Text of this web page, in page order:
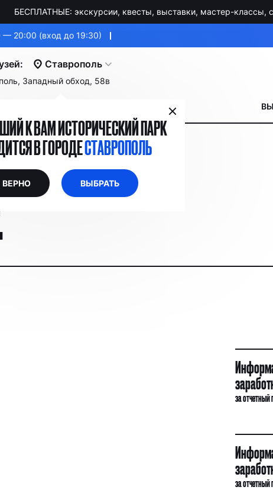
БЕСПЛАТНЫЕ: экскурсии, квесты, выставки, мастер-классы,
— 20:00 (вход до 19:30)
Ставрополь
Западный обход, 58в
К ВАМ ИСТОРИЧЕСКИЙ ПАРК
В ГОРОДЕСТАВРОПОЛЬ
ВЕРНО ВЫБРАТЬ
за отчетный
за отчетный